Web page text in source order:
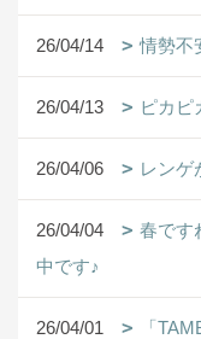
26/04/14 情勢不
26/04/13 ピカピ
26/04/06 レンゲ
26/04/04
春です
中です♪
26/04/01 「